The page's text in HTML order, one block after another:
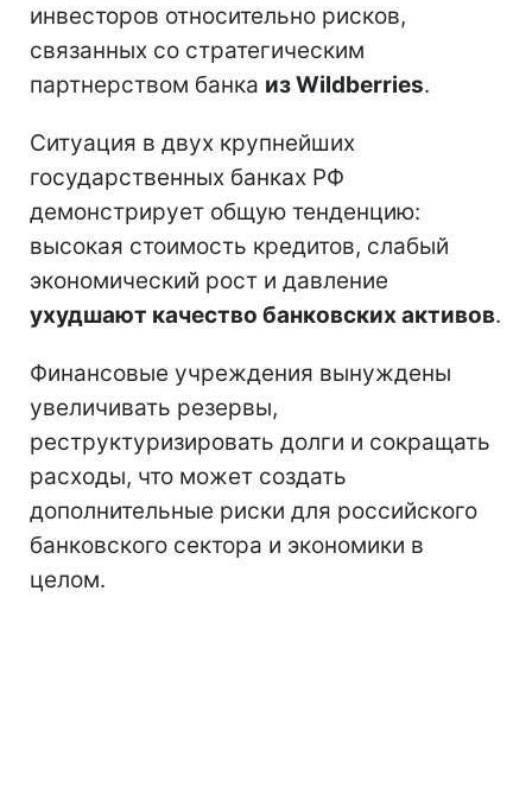
инвесторов относительно рисков,
связанных со стратегическим
партнерством банка из Wildberries.
Ситуация в двух крупнейших
государственных банках РФ
демонстрирует общую тенденцию:
высокая стоимость кредитов, слабый
экономический рост и давление
ухудшают качество банковских активов.
Финансовые учреждения вынуждены
увеличивать резервы,
реструктуризировать долги и сокращать
расходы, что может создать
дополнительные риски для российского
банковского сектора и экономики в
целом.